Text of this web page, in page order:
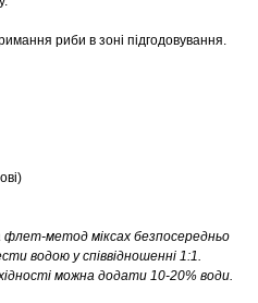
риби в зоні підгодовування.
флет-метод міксах безпосередньо
водою у співвідношенні 1:1.
можна додати 10-20% води.